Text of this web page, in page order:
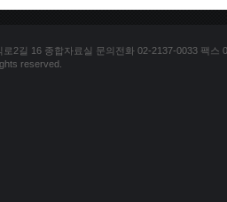
2길 16 종합자료실 문의전화 02-2137-0033 팩스
reserved.